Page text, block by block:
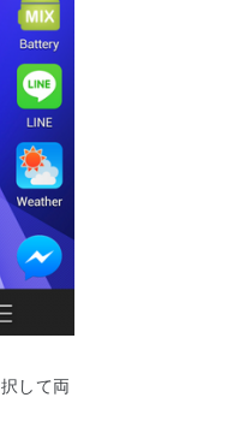
して両